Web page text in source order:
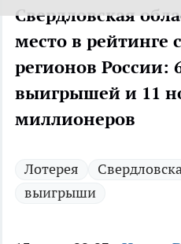
Свердловская
место в рейтинге
регионов России:
выигрышей и 11
миллионеров
Лотерея
выигрыши